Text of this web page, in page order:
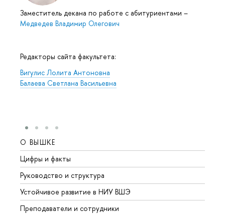
Заместитель декана по работе с абитуриентами –
Медведев Владимир Олегович
Редакторы сайта факультета:
Вигулис Лолита Антоновна
Балаева Светлана Васильевна
О ВЫШКЕ
Цифры и факты
Руководство и структура
Устойчивое развитие в НИУ ВШЭ
Преподаватели и сотрудники